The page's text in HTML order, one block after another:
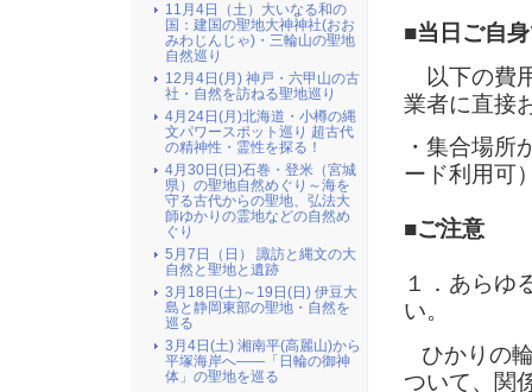
■当日ご自
以下の費
業者に直接
・集合場所
ード利用可
■ご注意
１．あらゆ
い。
ひかりの
ついて、関
11月4日（土）大いなる和の
国：建国の聖地大神神社(おお
みわじんじゃ)・三輪山の聖地
自然巡り
12月4日(月) 神戸・六甲山の古
社・自然を訪ねる聖地巡り
4月24日(月)北海道・小樽の縄
文パワースポット巡り 超古代
の精神性・霊性を探る！
4月30日(日)石巻・登米（宮城
県）の聖地自然めぐり～海を
守る古代からの聖地、弘法大
師ゆかりの霊地などの自然め
ぐり
5月7日（日） 諏訪と縄文の大
自然と聖地と遺跡
3月18日(土)～19日(日) 伊豆大
島と静岡東部の聖地・自然を
巡る
3月4日(土) 湘南平(高麗山)から
平塚海岸へ――「日輪の御神
体」の聖地を巡る